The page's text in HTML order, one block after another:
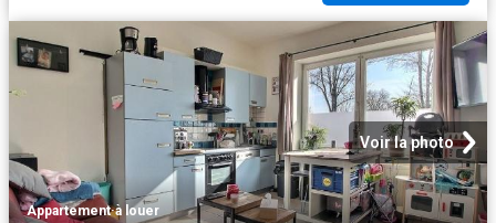
Voir la photo
Appartement·à louer